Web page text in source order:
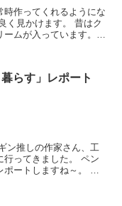
作ってくれるようにな
く見かけます。 昔はク
ムが入っています。
暮らす」レポート
ン推しの作家さん、工
行ってきました。 ペン
ポートしますね～。 こ